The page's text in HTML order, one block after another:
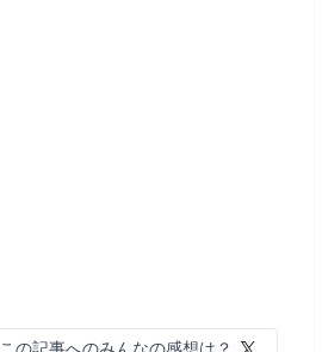
この記事へのみんなの感想は？